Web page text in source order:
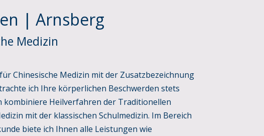
| Arnsberg
Medizin
Chinesische Medizin mit der Zusatzbezeichnung
ich Ihre körperlichen Beschwerden stets
kombiniere Heilverfahren der Traditionellen
mit der klassischen Schulmedizin. Im Bereich
biete ich Ihnen alle Leistungen wie